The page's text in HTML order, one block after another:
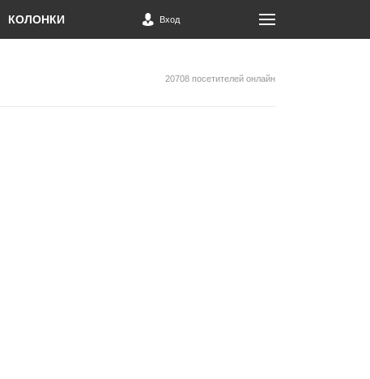
КОЛОНКИ Вход
20708 посетителей онлайн